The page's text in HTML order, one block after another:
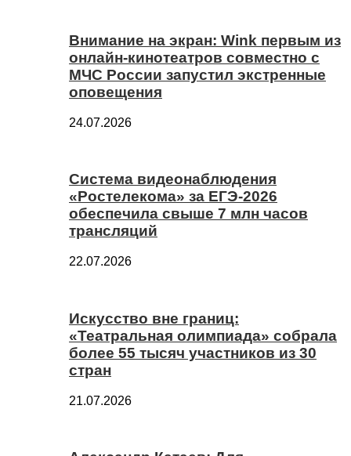
Внимание на экран: Wink первым из
онлайн-кинотеатров совместно с
МЧС России запустил экстренные
оповещения
24.07.2026
Система видеонаблюдения
«Ростелекома» за ЕГЭ-2026
обеспечила свыше 7 млн часов
трансляций
22.07.2026
Искусство вне границ:
«Театральная олимпиада» собрала
более 55 тысяч участников из 30
стран
21.07.2026